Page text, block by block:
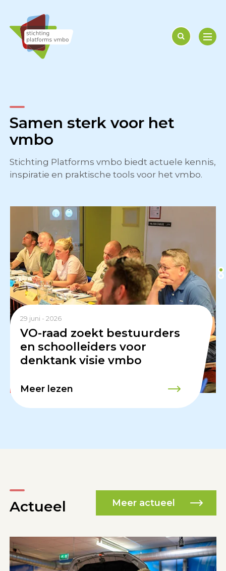
Samen sterk voor het
vmbo
Stichting Platforms vmbo biedt actuele kennis,
inspiratie en praktische tools voor het vmbo.
29 juni - 2026
Vmbo-moties roepen op
tot plannen
29 juni - 2026
VO-raad zoekt bestuurders
en schoolleiders voor
denktank visie vmbo
Meer lezen
Vmbo-moties roepen op
tot plannen
Actueel Meer actueel